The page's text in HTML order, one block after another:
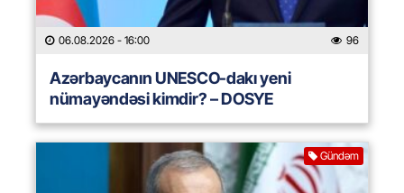
06.08.2026 - 16:00 96
Azərbaycanın UNESCO-dakı yeni
nümayəndəsi kimdir? – DOSYE
Gündəm